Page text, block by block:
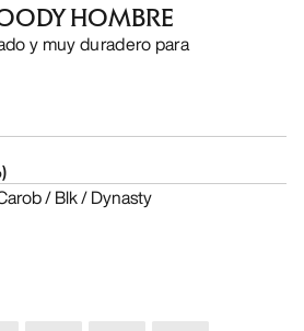
HOMBRE
y muy duradero para
/ Blk / Dynasty